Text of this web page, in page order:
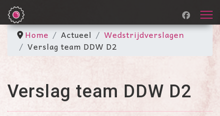
Home Actueel
Wedstrijdverslagen
Verslag team DDW D2
Verslag team DDW D2